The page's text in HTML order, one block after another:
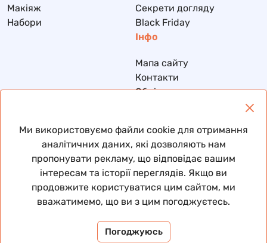
Макіяж
Набори
Секрети догляду
Black Friday
Інфо
Мапа сайту
Контакти
Обмін та повернення
Договір публічної оферти
© 2026 Всі права захищені
Пам’ятай: ти вже красива. Ми просто підкреслюємо ✨
Ми використовуємо файли cookie для отримання
аналітичних даних, які дозволяють нам
пропонувати рекламу, що відповідає вашим
інтересам та історії переглядів. Якщо ви
продовжите користуватися цим сайтом, ми
вважатимемо, що ви з цим погоджуєтесь.
Погоджуюсь